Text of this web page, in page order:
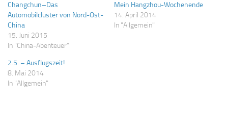
Changchun–Das
Automobilcluster von Nord-Ost-
China
15. Juni 2015
In "China-Abenteuer"
Mein Hangzhou-Wochenende
14. April 2014
In "Allgemein"
2.5. – Ausflugszeit!
8. Mai 2014
In "Allgemein"